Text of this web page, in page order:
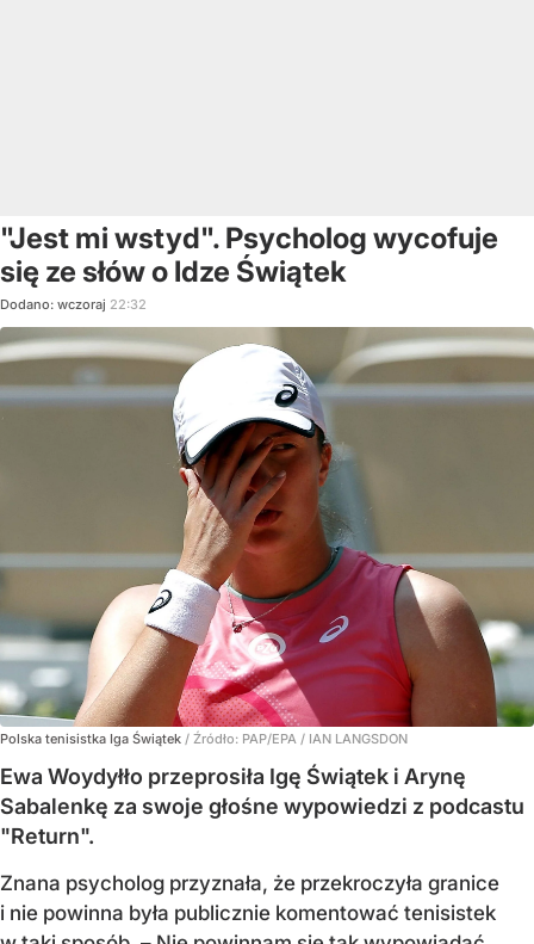
"Jest mi wstyd". Psycholog wycofuje
się ze słów o Idze Świątek
Dodano: wczoraj 22:32
Polska tenisistka Iga Świątek / Źródło: PAP/EPA / IAN LANGSDON
Ewa Woydyłło przeprosiła Igę Świątek i Arynę
Sabalenkę za swoje głośne wypowiedzi z podcastu
"Return".
Znana psycholog przyznała, że przekroczyła granice
i nie powinna była publicznie komentować tenisistek